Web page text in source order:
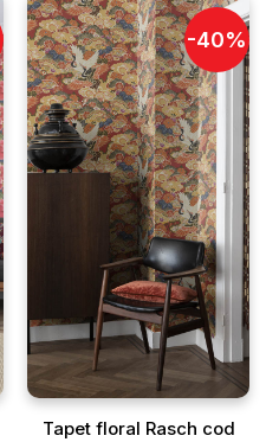
-40%
Tapet floral Rasch cod